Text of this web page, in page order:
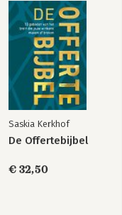
Saskia Kerkhof
De Offertebijbel
€ 32,50